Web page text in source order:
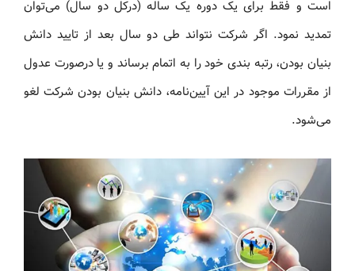
است و فقط برای یک دوره یک ساله (درکل دو سال) می‌توان
تمدید نمود. اگر شرکت نتواند طی دو سال بعد از تایید دانش
بنیان بودن، رتبه بندی خود را به اتمام برساند و یا درصورت عدول
از مقررات موجود در این آیین‌نامه، دانش بنیان بودن شرکت لغو
می‌شود.